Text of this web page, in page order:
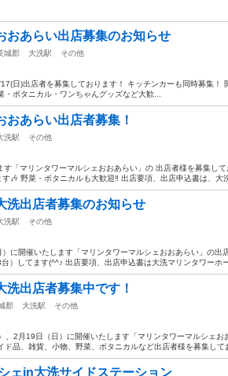
おあらい出店募集のお知らせ
城郡 大洗駅
その他
日)出店者を募集しております！ キッチンカーも同時募集！
ボタニカル・ワンちゃんグッズなど大歓...
おあらい出店者募集！
洗駅
その他
「マリンタワーマルシェおおあらい」の 出店者様を募集し
🎶 野菜・ボタニカルも大歓迎‼ 出店要項、出店申込書は、大
洗出店者募集のお知らせ
洗駅
その他
に開催いたします「マリンタワーマルシェおおあらい」の出
）してます(^^♪ 出店要項、出店申込書は大洗マリンタワーホー
洗出店者募集中です！
郡 大洗駅
その他
2月19日（日）に開催いたします「マリンタワーマルシェお
品、雑貨、小物、野菜、ボタニカルなど出店者様を募集して
ェin大洗サイドステーション